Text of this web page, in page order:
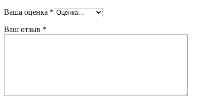
Ваша оценка *
Ваш отзыв *